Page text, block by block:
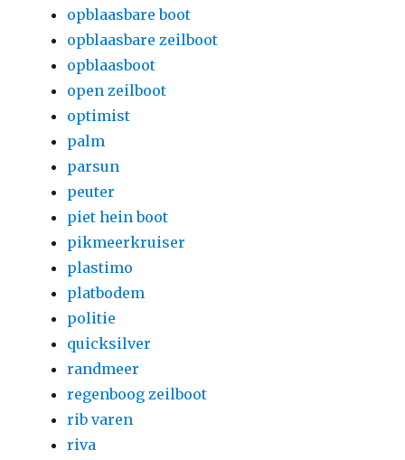
opblaasbare boot
opblaasbare zeilboot
opblaasboot
open zeilboot
optimist
palm
parsun
peuter
piet hein boot
pikmeerkruiser
plastimo
platbodem
politie
quicksilver
randmeer
regenboog zeilboot
rib varen
riva